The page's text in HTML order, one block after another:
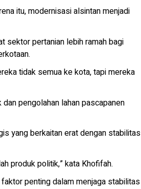
itu, modernisasi alsintan menjadi
sektor pertanian lebih ramah bagi
tidak semua ke kota, tapi mereka
pengolahan lahan pascapanen
yang berkaitan erat dengan stabilitas
produk politik,” kata Khofifah.
penting dalam menjaga stabilitas